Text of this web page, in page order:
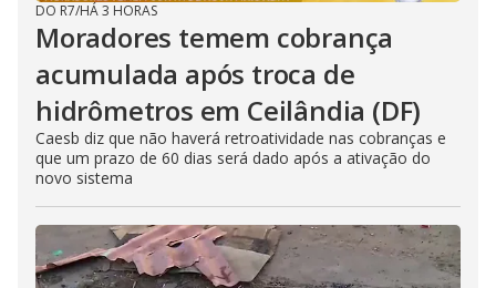
DO R7/HÁ 3 HORAS
Moradores temem cobrança
acumulada após troca de
hidrômetros em Ceilândia (DF)
Caesb diz que não haverá retroatividade nas cobranças e
que um prazo de 60 dias será dado após a ativação do
novo sistema